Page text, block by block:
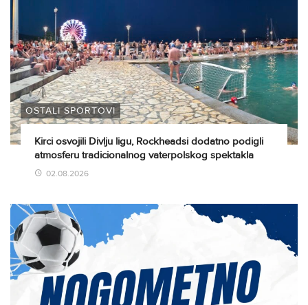
OSTALI SPORTOVI
Kirci osvojili Divlju ligu, Rockheadsi dodatno podigli
atmosferu tradicionalnog vaterpolskog spektakla
02.08.2026